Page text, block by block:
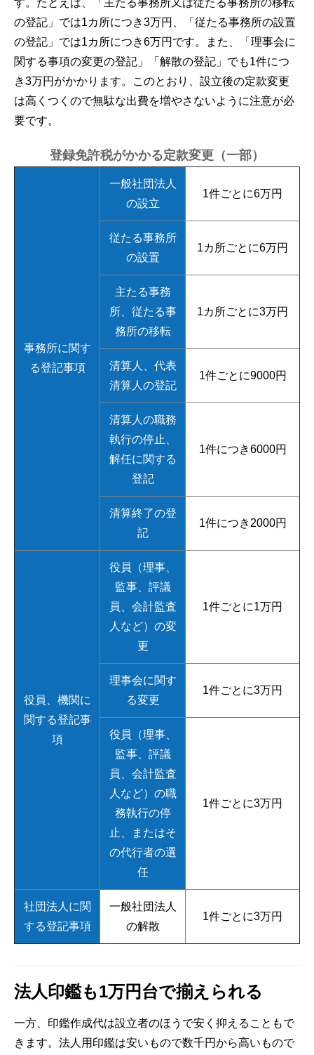
の登記」では1カ所につき3万円、「従たる事務所の設置
の登記」では1カ所につき6万円です。また、「理事会に
関する事項の変更の登記」「解散の登記」でも1件につ
き3万円がかかります。このとおり、設立後の定款変更
は高くつくので無駄な出費を増やさないように注意が必
要です。
登録免許税がかかる定款変更（一部）
事務所に関す
る登記事項
一般社団法人
の設立
1件ごとに6万円
従たる事務所
の設置
1カ所ごとに6万円
主たる事務
所、従たる事
務所の移転
1カ所ごとに3万円
清算人、代表
清算人の登記
1件ごとに9000円
清算人の職務
執行の停止、
解任に関する
登記
1件につき6000円
清算終了の登
記
1件につき2000円
役員、機関に
関する登記事
項
役員（理事、
監事、評議
員、会計監査
人など）の変
更
1件ごとに1万円
理事会に関す
る変更
1件ごとに3万円
役員（理事、
監事、評議
員、会計監査
人など）の職
務執行の停
止、またはそ
の代行者の選
任
1件ごとに3万円
社団法人に関
する登記事項
一般社団法人
の解散
1件ごとに3万円
法人印鑑も1万円台で揃えられる
一方、印鑑作成代は設立者のほうで安く抑えることもで
きます。法人用印鑑は安いもので数千円から高いもので